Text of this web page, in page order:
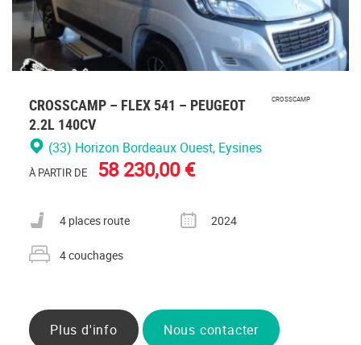
CROSSCAMP – FLEX 541 – PEUGEOT
2.2L 140CV
CROSSCAMP
(33) Horizon Bordeaux Ouest, Eysines
À PARTIR DE 58 230,00 €
Nombre de places carte grise
4 places route
Année
2024
Nombre de couchages
4 couchages
Plus d'info Nous contacter